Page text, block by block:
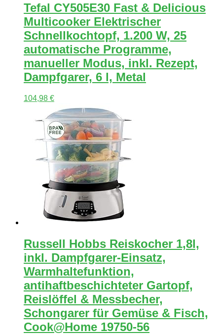
Tefal CY505E30 Fast & Delicious
Multicooker Elektrischer
Schnellkochtopf, 1.200 W, 25
automatische Programme,
manueller Modus, inkl. Rezept,
Dampfgarer, 6 l, Metal
104,98 €
Russell Hobbs Reiskocher 1,8l,
inkl. Dampfgarer-Einsatz,
Warmhaltefunktion,
antihaftbeschichteter Gartopf,
Reislöffel & Messbecher,
Schongarer für Gemüse & Fisch,
Cook@Home 19750-56